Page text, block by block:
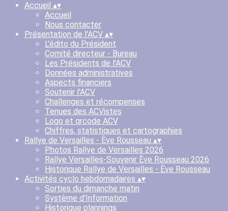
Accueil ▴▾
Accueil
Nous contacter
Présentation de l'ACV ▴▾
L'édito du Président
Comité directeur - Bureau
Les Présidents de l'ACV
Données administratives
Aspects financiers
Soutenir l'ACV
Challenges et récompenses
Tenues des ACVistes
Logo et qrcode ACV
Chiffres, statistiques et cartographies
Rallye de Versailles - Ève Rousseau ▴▾
Photos Rallye de Versailles 2026
Rallye Versailles-Souvenir Ève Rousseau 2026
Historique Rallye de Versailles - Ève Rousseau
Activités cyclo hebdomadaires ▴▾
Sorties du dimanche matin
Système d'Information
Historique plannings